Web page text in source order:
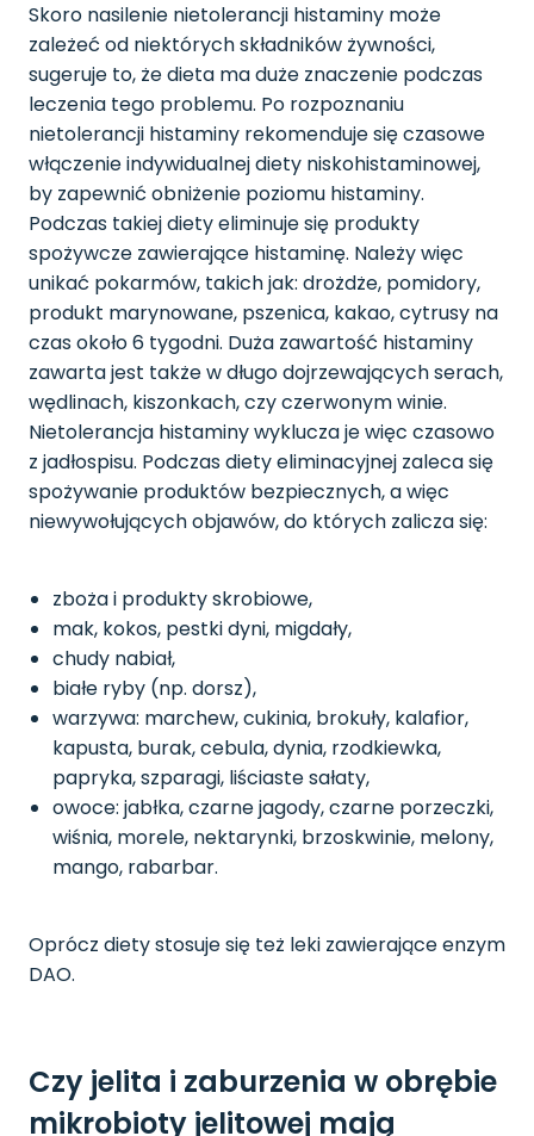
Skoro nasilenie nietolerancji histaminy może
zależeć od niektórych składników żywności,
sugeruje to, że dieta ma duże znaczenie podczas
leczenia tego problemu. Po rozpoznaniu
nietolerancji histaminy rekomenduje się czasowe
włączenie indywidualnej diety niskohistaminowej,
by zapewnić obniżenie poziomu histaminy.
Podczas takiej diety eliminuje się produkty
spożywcze zawierające histaminę. Należy więc
unikać pokarmów, takich jak: drożdże, pomidory,
produkt marynowane, pszenica, kakao, cytrusy na
czas około 6 tygodni. Duża zawartość histaminy
zawarta jest także w długo dojrzewających serach,
wędlinach, kiszonkach, czy czerwonym winie.
Nietolerancja histaminy wyklucza je więc czasowo
z jadłospisu. Podczas diety eliminacyjnej zaleca się
spożywanie produktów bezpiecznych, a więc
niewywołujących objawów, do których zalicza się:
zboża i produkty skrobiowe,
mak, kokos, pestki dyni, migdały,
chudy nabiał,
białe ryby (np. dorsz),
warzywa: marchew, cukinia, brokuły, kalafior,
kapusta, burak, cebula, dynia, rzodkiewka,
papryka, szparagi, liściaste sałaty,
owoce: jabłka, czarne jagody, czarne porzeczki,
wiśnia, morele, nektarynki, brzoskwinie, melony,
mango, rabarbar.
Oprócz diety stosuje się też leki zawierające enzym
DAO.
Czy jelita i zaburzenia w obrębie
mikrobioty jelitowej mają